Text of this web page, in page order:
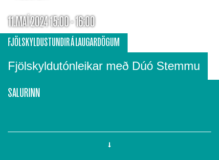
11.MAÍ 2024 15:00 - 16:00
Fjölskyldutónleikar með Dúó Stemmu
FJÖLSKYLDUSTUNDIR Á LAUGARDÖGUM
SALURINN